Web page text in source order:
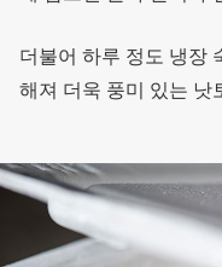
더불어 하루 정도 냉장
해져 더욱 풍미 있는 낫